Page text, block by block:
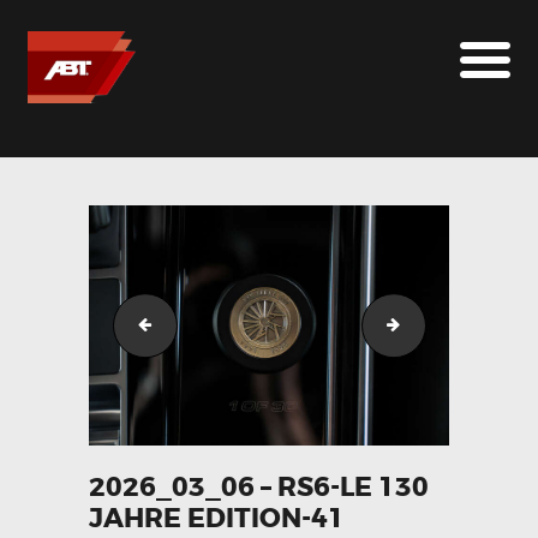
ABT SPORTSLINE FRANCE
MARQUES
LE SUR-MESURE
ABT
CONTACT
2026_03_06 - RS6-LE 130 Jahre Edition-402026_03_06 -
2026_03_06 – RS6-LE 130
JAHRE EDITION-41